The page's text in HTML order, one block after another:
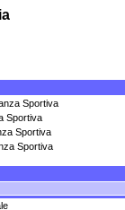
Sportiva
Sportiva
Sportiva
Sportiva